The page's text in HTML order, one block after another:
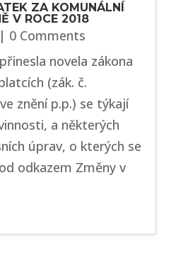
ZA KOMUNÁLNÍ
V ROCE 2018
Comments
novela zákona
(zák. č.
znění p.p.) se týkají
a některých
úprav, o kterých se
odkazem Změny v